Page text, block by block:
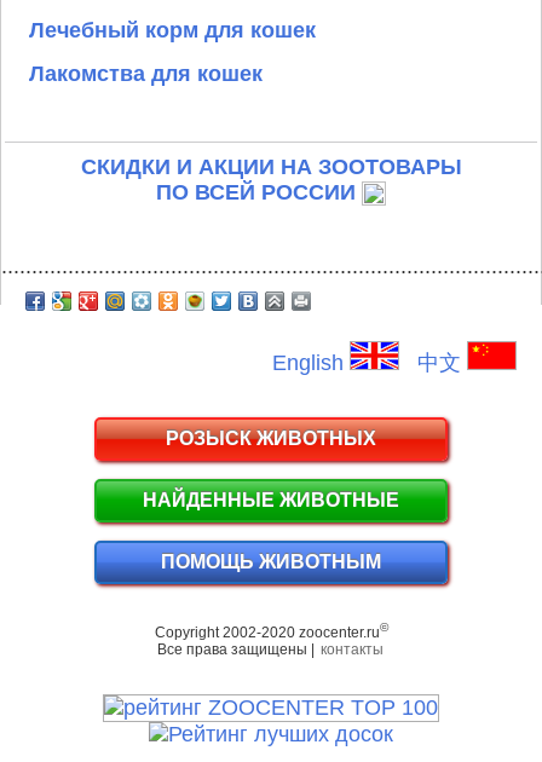
Лечебный корм для кошек
Лакомства для кошек
СКИДКИ И АКЦИИ НА ЗООТОВАРЫ
ПО ВСЕЙ РОССИИ
English 中文
РОЗЫСК ЖИВОТНЫХ
НАЙДЕННЫЕ ЖИВОТНЫЕ
ПОМОЩЬ ЖИВОТНЫМ
Copyright 2002-2020 zoocenter.ru©
Все права защищены | контакты